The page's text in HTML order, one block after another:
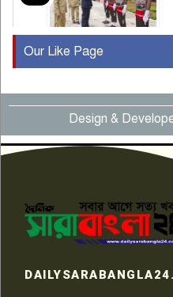
৫
৬
৭
Our Like Page
Design &